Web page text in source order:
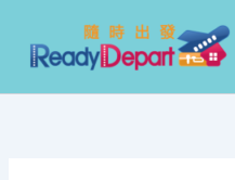
content